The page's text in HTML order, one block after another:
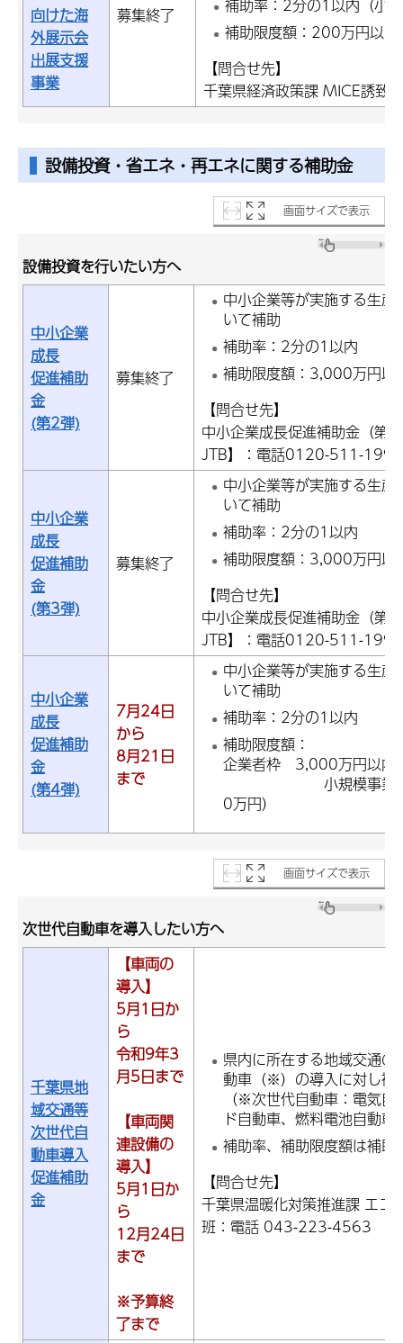
向けた海
外展示会
出展支援
事業
募集終了
補助率：2分の1以内（小
補助限度額：200万円以内
【問合せ先】
千葉県経済政策課 MICE誘
設備投資・省エネ・再エネに関する補助金
画面サイズで表示
設備投資を行いたい方へ
中小企業
成長
促進補助
金
(第2弾)
募集終了
中小企業等が実施する生
いて補助
補助率：2分の1以内
補助限度額：3,000万円
【問合せ先】
中小企業成長促進補助金（第
JTB】：電話0120-511-199
中小企業
成長
促進補助
金
(第3弾)
募集終了
中小企業等が実施する生
いて補助
補助率：2分の1以内
補助限度額：3,000万円
【問合せ先】
中小企業成長促進補助金（第
JTB】：電話0120-511-199
中小企業
成長
促進補助
金
(第4弾)
7月24日
から
8月21日
まで
中小企業等が実施する生
いて補助
補助率：2分の1以内
補助限
企業者枠 3,000万
小規模事業者枠
0万円）
画面サイズで表示
次世代自動車を導入したい方へ
千葉県地
域交通等
次世代自
動車導入
促進補助
金
【車両の
導入】
5月1日か
ら
令和9年3
月5日まで
【車両関
連設備の
導入】
5月1日か
ら
12月24日
まで
※予算終
了まで
県内に所在する地域交通
動車（※）の導入に対し補
（※次世代自動車：電気
ド自動車、燃料電池自動車
補助率、補助限度額は補
【問合せ先】
千葉県温暖化対策推進課 エコ
班：電話 043-223-4563